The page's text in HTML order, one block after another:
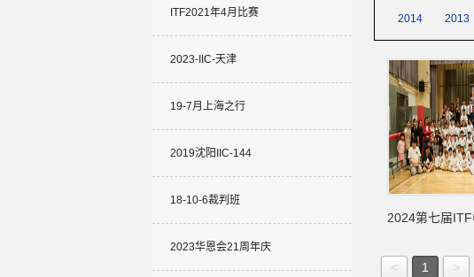
ITF2021年4月比赛
2023-IIC-天津
19-7月上海之行
2019沈阳IIC-144
18-10-6裁判班
2023华恩会21周年庆
2014 2013
2024第七届
< 1 >